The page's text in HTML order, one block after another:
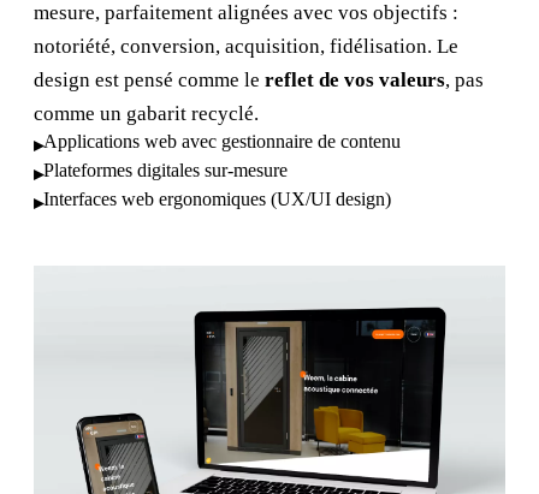
mesure, parfaitement alignées avec vos objectifs :
notoriété, conversion, acquisition, fidélisation. Le
design est pensé comme le reflet de vos valeurs, pas
comme un gabarit recyclé.
▸Applications web avec gestionnaire de contenu
▸Plateformes digitales sur-mesure
▸Interfaces web ergonomiques (UX/UI design)